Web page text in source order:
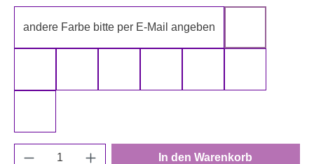
andere Farbe bitte per E-Mail angeben
Produkt Anzahl: Gib den gewünschten
In den Warenkorb